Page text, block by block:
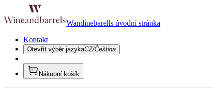
Wandinebarells úvodní stránka
Kontakt
Otevřít výběr jazykaCZ/Čeština
Nákupní košík